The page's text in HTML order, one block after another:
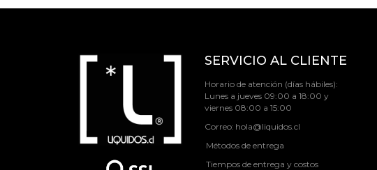
SERVICIO AL CLIENTE
Horario de atención (días hábiles):
Lunes a jueves 09:00 a 18:00 y
viernes 08:00 a 15:00
Correo: hola@liquidos.cl
Métodos de entrega
Tiempos de entrega y costos